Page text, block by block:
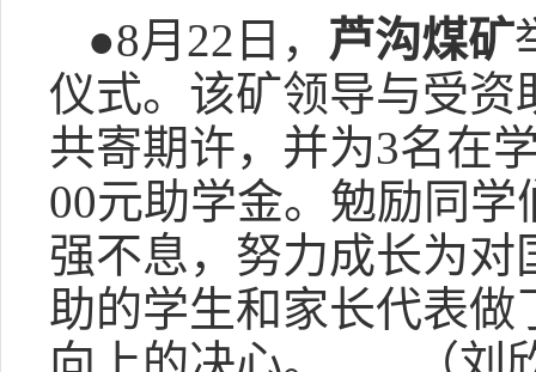
●8月22日， 芦沟煤矿
仪式。该矿领导与受
共寄期许，并为3名在
00元助学金。勉励同
强不息，努力成长为
助的学生和家长代表